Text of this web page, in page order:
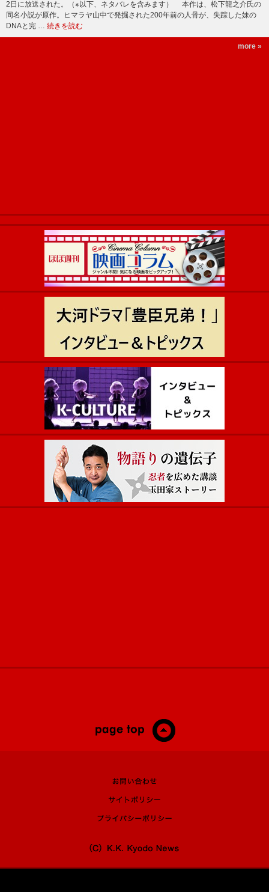
2日に放送された。（※以下、ネタバレを含みます） 本作は、松下龍之介氏の
同名小説が原作。ヒマラヤ山中で発掘された200年前の人骨が、失踪した妹の
DNAと完 … 続きを読む
more »